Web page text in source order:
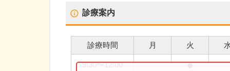
診療案内
診療時間 月 火
9:30〜12:00 ●